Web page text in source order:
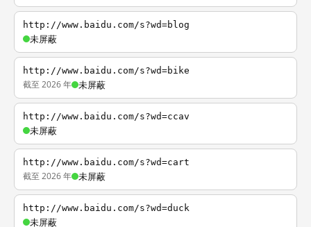
http://www.baidu.com/s?wd=blog
未屏蔽
http://www.baidu.com/s?wd=bike
截至 2026 年 未屏蔽
http://www.baidu.com/s?wd=ccav
未屏蔽
http://www.baidu.com/s?wd=cart
截至 2026 年 未屏蔽
http://www.baidu.com/s?wd=duck
未屏蔽